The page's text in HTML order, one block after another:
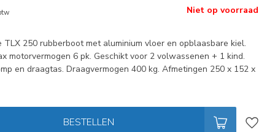
Niet op voorraad
TLX 250 rubberboot met aluminium vloer en opblaasbare kiel.
motorvermogen 6 pk. Geschikt voor 2 volwassenen + 1 kind.
en draagtas. Draagvermogen 400 kg. Afmetingen 250 x 152 x
BESTELLEN